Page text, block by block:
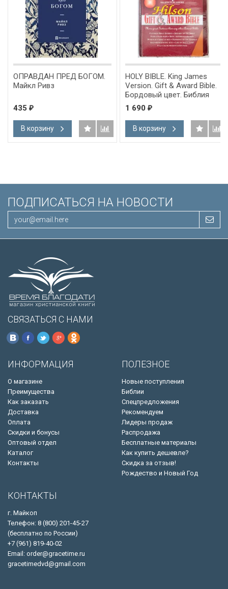
ОПРАВДАН ПРЕД БОГОМ.
Майкл Ривз
435 ₽
В корзину
HOLY BIBLE. King James
Version. Gift & Award Bible.
Бордовый цвет. Библия
Короля Иакова на
английском языке.
Словарь, карты, закладка,
подарочная вкладка, слова
Иисуса выделены красным
1 690 ₽
В корзину
ПОДПИСАТЬСЯ НА НОВОСТИ
СВЯЗАТЬСЯ С НАМИ
ИНФОРМАЦИЯ
О магазине
Преимущества
Как заказать
Доставка
Оплата
Скидки и бонусы
Оптовый отдел
Каталог
Контакты
ПОЛЕЗНОЕ
Новые поступления
Библии
Спецпредложения
Рекомендуем
Лидеры продаж
Распродажа
Бесплатные материалы
Как купить дешевле?
Скидка за отзыв!
Рождество и Новый Год
КОНТАКТЫ
г. Майкоп
Телефон: 8 (800) 201-45-27
(бесплатно по России)
+7 (961) 819-40-02
Email: order@gracetime.ru
gracetimedvd@gmail.com